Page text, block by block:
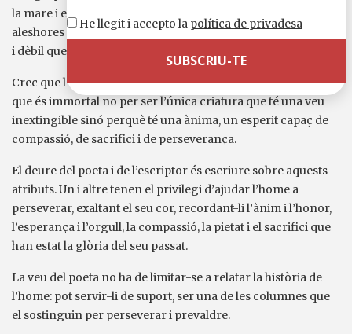
la mare i envermelleix la llum del crepuscle, fins i tot
aleshores se sentirà un altre so: el de la seva veu inextingible
i dèbil que encara parla. També em nego a acceptar això.
Crec que l’home no perdurarà, simplemente prevaldrà. Crec
que és immortal no per ser l’única criatura que té una veu
inextingible sinó perquè té una ànima, un esperit capaç de
compassió, de sacrifici i de perseverança.
El deure del poeta i de l’escriptor és escriure sobre aquests
atributs. Un i altre tenen el privilegi d’ajudar l’home a
perseverar, exaltant el seu cor, recordant-li l’ànim i l’honor,
l’esperança i l’orgull, la compassió, la pietat i el sacrifici que
han estat la glòria del seu passat.
La veu del poeta no ha de limitar-se a relatar la història de
l’home: pot servir-li de suport, ser una de les columnes que
el sostinguin per perseverar i prevaldre.
He llegit i accepto la política de privadesa